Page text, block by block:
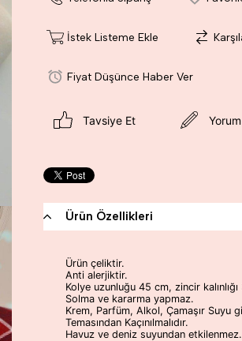
İstek Listeme Ekle
Fiyat Düşünce Haber Ver
Tavsiye Et
Ürün Özellikleri
Ürün çeliktir.
Anti alerjiktir.
Kolye uzunluğu 45 cm, zincir
Solma ve kararma yapmaz.
Krem, Parfüm, Alkol, Çamaşır Suyu
Temasından Kaçınılmalıdır.
Havuz ve deniz suyundan etkilenmez.